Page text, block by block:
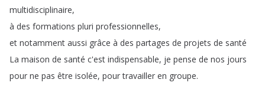
multidisciplinaire,
à des formations pluri professionnelles,
et notamment aussi grâce à des partages de projets de santé
La maison de santé c'est indispensable, je pense de nos jours
pour ne pas être isolée, pour travailler en groupe.